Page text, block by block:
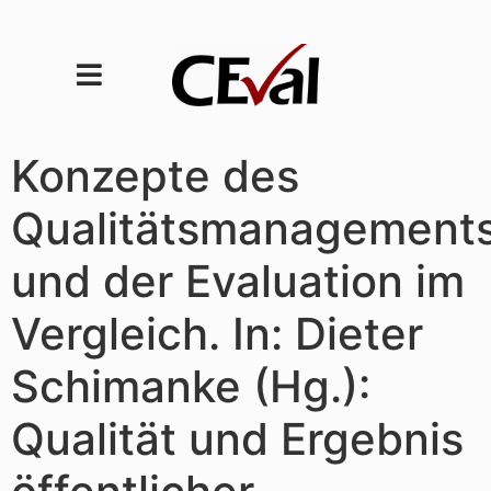
Konzepte des
und der Evaluation im
Vergleich. In: Dieter
Schimanke (Hg.):
Qualität und Ergebnis